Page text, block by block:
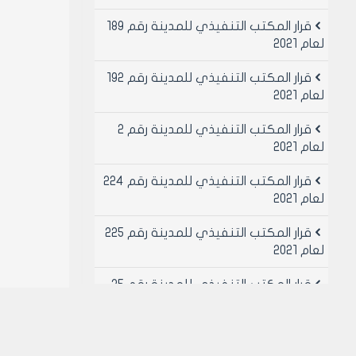
قرار المكتب التنفيذي للمدينة رقم 189
لعام 2021
قرار المكتب التنفيذي للمدينة رقم 192
لعام 2021
قرار المكتب التنفيذي للمدينة رقم 2
لعام 2021
قرار المكتب التنفيذي للمدينة رقم 224
لعام 2021
قرار المكتب التنفيذي للمدينة رقم 225
لعام 2021
قرار المكتب التنفيذي للمدينة رقم 25